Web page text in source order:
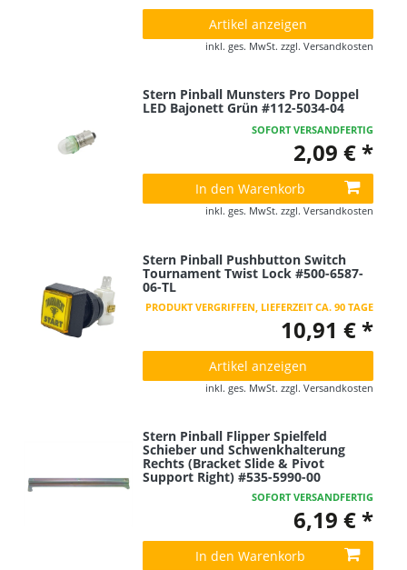
Artikel anzeigen
inkl. ges. MwSt. zzgl. Versandkosten
Stern Pinball Munsters Pro Doppel
LED Bajonett Grün #112-5034-04
SOFORT VERSANDFERTIG
2,09 € *
In den Warenkorb
inkl. ges. MwSt. zzgl. Versandkosten
Stern Pinball Pushbutton Switch
Tournament Twist Lock #500-6587-
06-TL
PRODUKT VERGRIFFEN, LIEFERZEIT CA. 90 TAGE
10,91 € *
Artikel anzeigen
inkl. ges. MwSt. zzgl. Versandkosten
Stern Pinball Flipper Spielfeld
Schieber und Schwenkhalterung
Rechts (Bracket Slide & Pivot
Support Right) #535-5990-00
SOFORT VERSANDFERTIG
6,19 € *
In den Warenkorb